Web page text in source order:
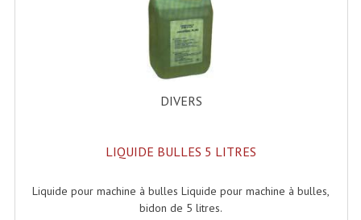
Cellule (s)
Diamants
Pieds D'enceintes
Selecteurs Audio Vidéo
Casques Stéréo
DIVERS
LIQUIDE BULLES 5 LITRES
Liquide pour machine à bulles Liquide pour machine à bulles,
bidon de 5 litres.